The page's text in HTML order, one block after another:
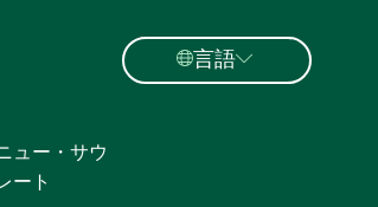
ュー・サウ
ート
言語